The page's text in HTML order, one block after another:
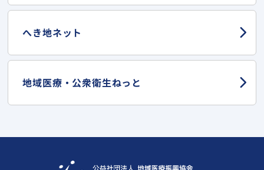
へき地ネット
地域医療・ 公衆衛生ねっと